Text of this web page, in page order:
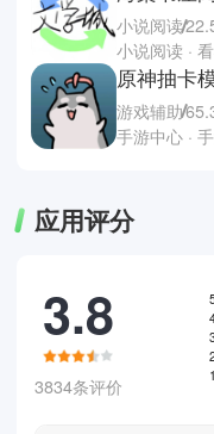
小说阅读
小说阅读 ·
原神抽卡
游戏辅助
手游中心 ·
应用评分
3.8
3834条评价